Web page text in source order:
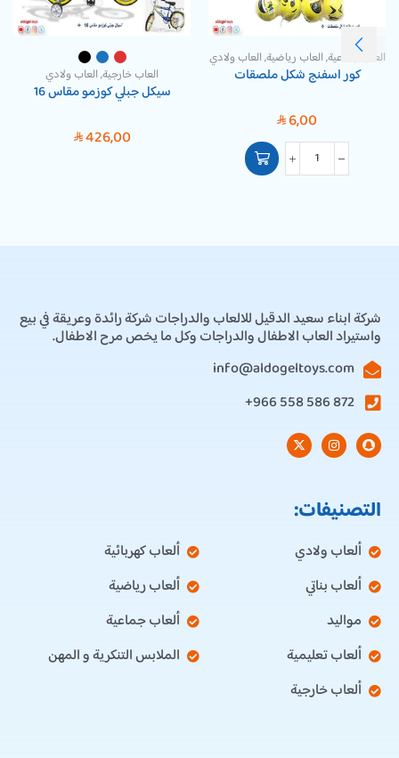
العاب جماعية,العاب رياضية,العاب ولادي
كور اسفنج شكل ملصقات
SAR6,00
العاب خارجية,العاب ولادي
سيكل جبلي كوزمو مقاس 16
SAR426,00
شركة ابناء سعيد الدقيل للالعاب والدراجات شركة رائدة وعريقة في بيع
واستيراد العاب الاطفال والدراجات وكل ما يخص مرح الاطفال.
info@aldogeltoys.com
872 586 558 966+
التصنيفات:
ألعاب ولادي
ألعاب بناتي
مواليد
ألعاب تعليمية
ألعاب خارجية
ألعاب كهربائية
ألعاب رياضية
ألعاب جماعية
الملابس التنكرية و المهن